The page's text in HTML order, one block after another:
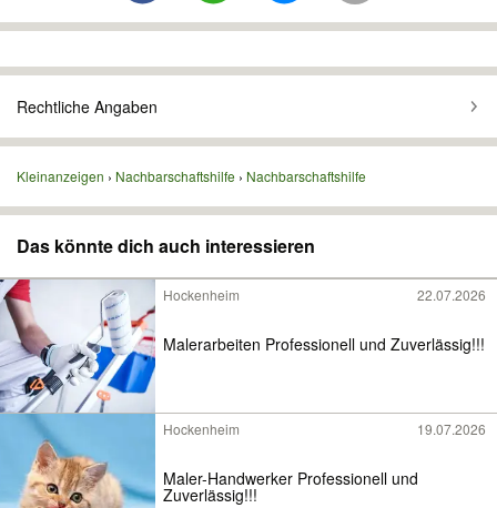
Rechtliche Angaben
Kleinanzeigen Nachbarschaftshilfe Nachbarschaftshilfe
Das könnte dich auch interessieren
Hockenheim 22.07.2026
Malerarbeiten Professionell und Zuverlässig!!!
Hockenheim 19.07.2026
Maler-Handwerker Professionell und
Zuverlässig!!!